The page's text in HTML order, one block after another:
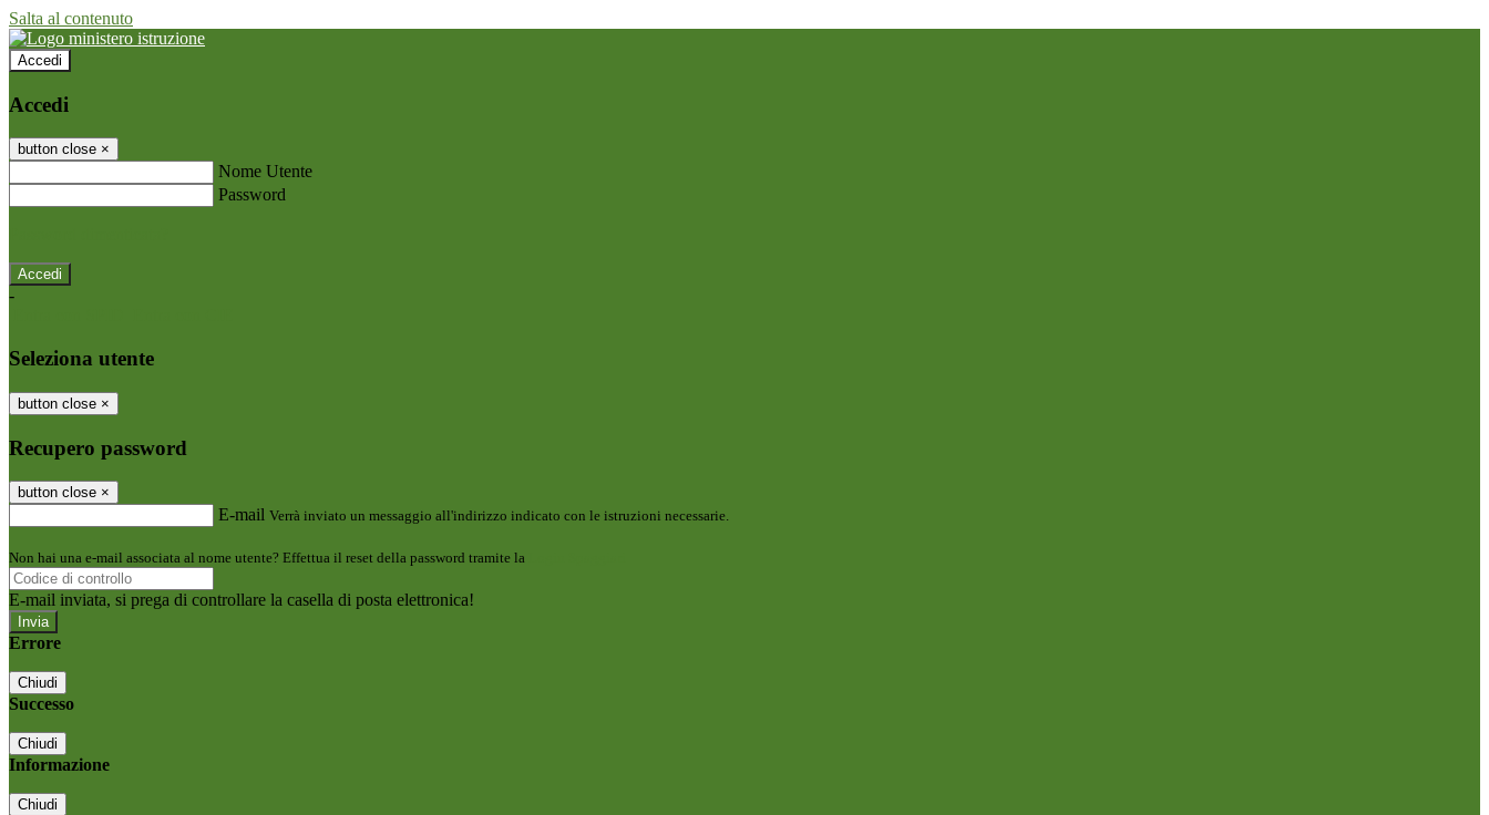
Salta al contenuto
Accedi
Accedi
button close ×
Nome Utente
Password
-
Seleziona utente
button close ×
Recupero password
button close ×
E-mail Verrà inviato un messaggio all'indirizzo indicato con le istruzioni necessarie.
Non hai una e-mail associata al nome utente? Effettua il reset della password tramite la
E-mail inviata, si prega di controllare la casella di posta elettronica!
Errore
Chiudi
Successo
Chiudi
Informazione
Chiudi